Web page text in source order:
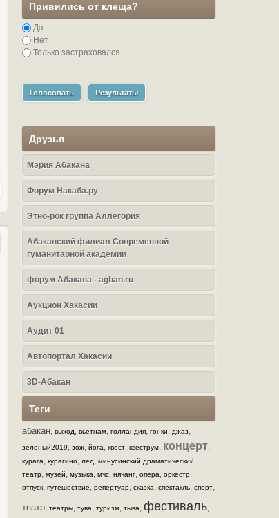
Привились от клеща?
Да
Нет
Только застраховался
Голосовать Результаты
Друзья
Мэрия Абакана
Форум Накаба.ру
Этно-рок группа Аллегория
Абаканский филиал Современной
гуманитарной академии
форум Абакана - agban.ru
Аукцион Хакасии
Аудит 01
Автопортал Хакасии
3D-Абакан
Теги
абакан, выход, вьетнам, голландия, гонки, джаз,
зеленый2019, зож, йога, квест, квеструм, концерт,
курага, курагино, лед, минусинский драматический
театр, музей, музыка, мчс, нячанг, опера, оркестр,
отпуск, путешествие, репертуар, сказка, спектакль, спорт,
театр, театры, тува, туризм, тыва, фестиваль,